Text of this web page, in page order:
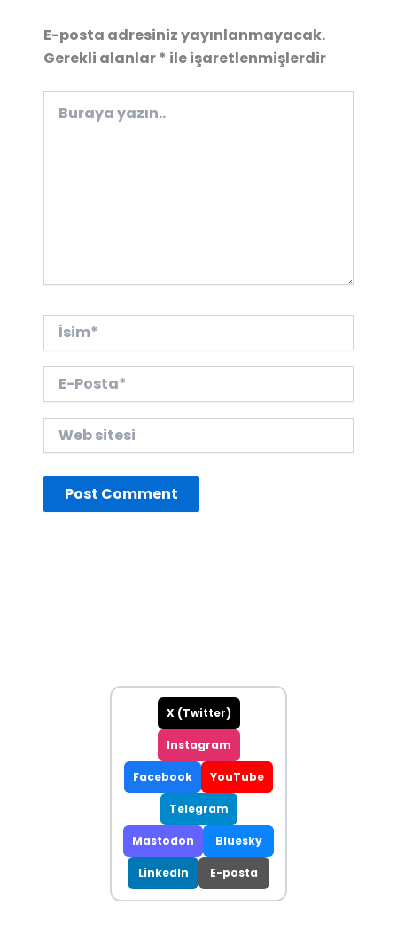
E-posta adresiniz yayınlanmayacak.
Gerekli alanlar* ile işaretlenmişlerdir
yazın..
İsim*
Posta*
sitesi
X (Twitter)
Instagram
Facebook YouTube
Telegram
Mastodon Bluesky
LinkedIn E-posta